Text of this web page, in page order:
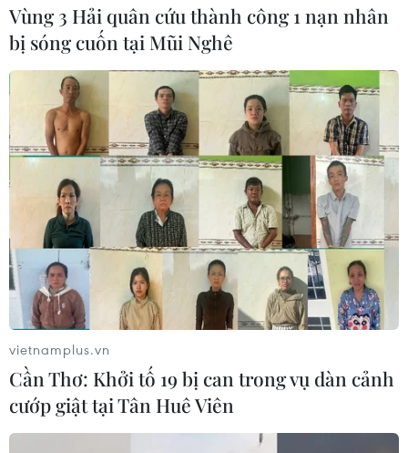
Vùng 3 Hải quân cứu thành công 1 nạn nhân
bị sóng cuốn tại Mũi Nghê
vietnamplus.vn
Cần Thơ: Khởi tố 19 bị can trong vụ dàn cảnh
cướp giật tại Tân Huê Viên